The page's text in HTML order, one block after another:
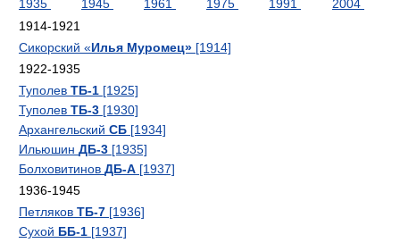
1935
1945
1961
1975
1991
2004
1914-1921
Сикорский «Илья Муромец» [1914]
1922-1935
Туполев ТБ-1 [1925]
Туполев ТБ-3 [1930]
Архангельский СБ [1934]
Ильюшин ДБ-3 [1935]
Болховитинов ДБ-А [1937]
1936-1945
Петляков ТБ-7 [1936]
Сухой ББ-1 [1937]